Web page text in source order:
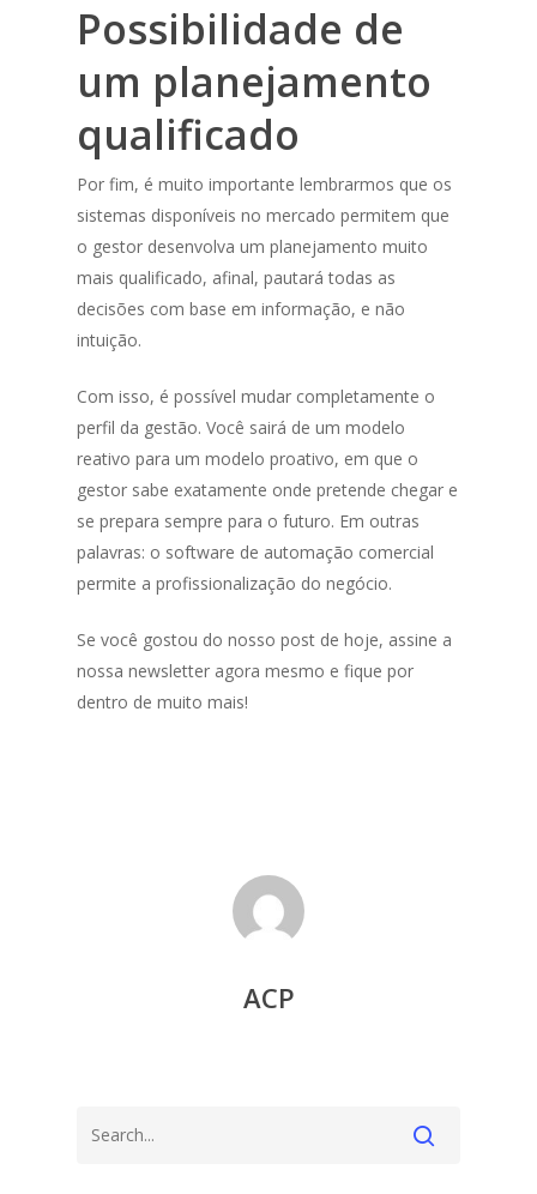
Possibilidade de
um planejamento
qualificado
Por fim, é muito importante lembrarmos que os
sistemas disponíveis no mercado permitem que
o gestor desenvolva um planejamento muito
mais qualificado, afinal, pautará todas as
decisões com base em informação, e não
intuição.
Com isso, é possível mudar completamente o
perfil da gestão. Você sairá de um modelo
reativo para um modelo proativo, em que o
gestor sabe exatamente onde pretende chegar e
se prepara sempre para o futuro. Em outras
palavras: o software de automação comercial
permite a profissionalização do negócio.
Se você gostou do nosso post de hoje, assine a
nossa newsletter agora mesmo e fique por
dentro de muito mais!
ACP